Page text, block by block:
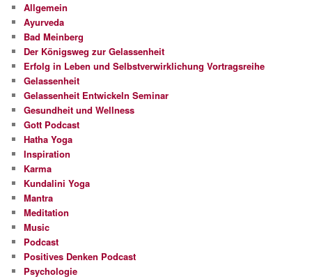
Allgemein
Ayurveda
Bad Meinberg
Der Königsweg zur Gelassenheit
Erfolg in Leben und Selbstverwirklichung Vortragsreihe
Gelassenheit
Gelassenheit Entwickeln Seminar
Gesundheit und Wellness
Gott Podcast
Hatha Yoga
Inspiration
Karma
Kundalini Yoga
Mantra
Meditation
Music
Podcast
Positives Denken Podcast
Psychologie